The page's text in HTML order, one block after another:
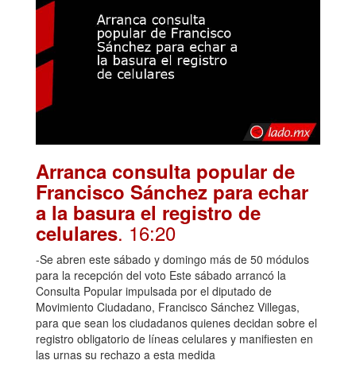
Arranca consulta popular de
Francisco Sánchez para echar
a la basura el registro de
celulares. 16:20
-Se abren este sábado y domingo más de 50 módulos
para la recepción del voto Este sábado arrancó la
Consulta Popular impulsada por el diputado de
Movimiento Ciudadano, Francisco Sánchez Villegas,
para que sean los ciudadanos quienes decidan sobre el
registro obligatorio de líneas celulares y manifiesten en
las urnas su rechazo a esta medida